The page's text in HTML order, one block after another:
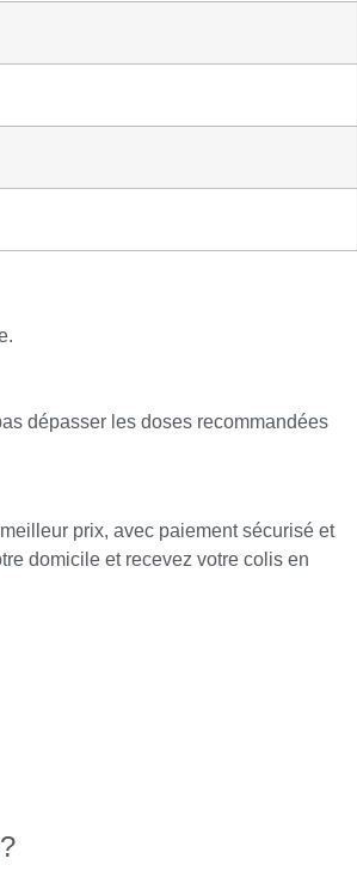
dépasser les doses recommandées
prix, avec paiement sécurisé et
domicile et recevez votre colis en